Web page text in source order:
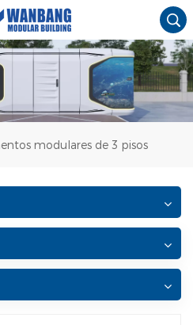
modulares de 3 pisos